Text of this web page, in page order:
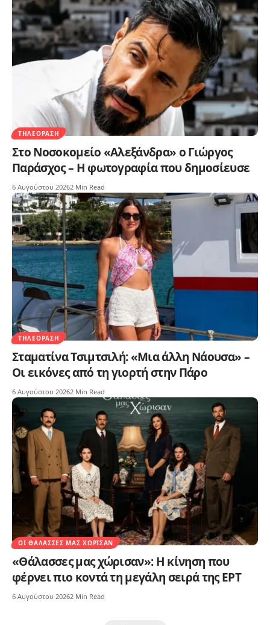
ΤΗΛΕΌΡΑΣΗ
Στο Νοσοκομείο «Αλεξάνδρα» ο Γιώργος
Παράσχος – Η φωτογραφία που δημοσίευσε
6 Αυγούστου 20262 Min Read
ΤΗΛΕΌΡΑΣΗ
Σταματίνα Τσιμτσιλή: «Μια άλλη Νάουσα» –
Οι εικόνες από τη γιορτή στην Πάρο
6 Αυγούστου 20262 Min Read
ΟΙ ΘΆΛΑΣΣΕΣ ΜΑΣ ΧΏΡΙΣΑΝ
«Θάλασσες μας χώρισαν»: Η κίνηση που
φέρνει πιο κοντά τη μεγάλη σειρά της ΕΡΤ
6 Αυγούστου 20262 Min Read